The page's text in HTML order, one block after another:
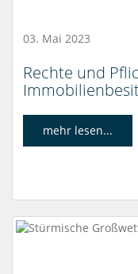
03. Mai 2023
Rechte und
mehr lesen...